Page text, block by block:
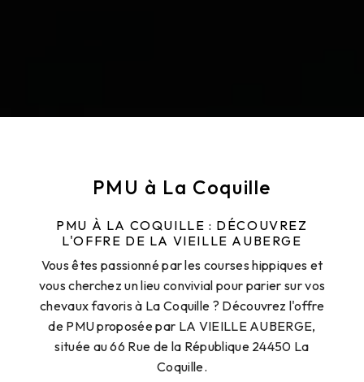
PMU à La Coquille
PMU À LA COQUILLE : DÉCOUVREZ
L'OFFRE DE LA VIEILLE AUBERGE
Vous êtes passionné par les courses hippiques et
vous cherchez un lieu convivial pour parier sur vos
chevaux favoris à La Coquille ? Découvrez l'offre
de PMU proposée par LA VIEILLE AUBERGE,
située au 66 Rue de la République 24450 La
Coquille.